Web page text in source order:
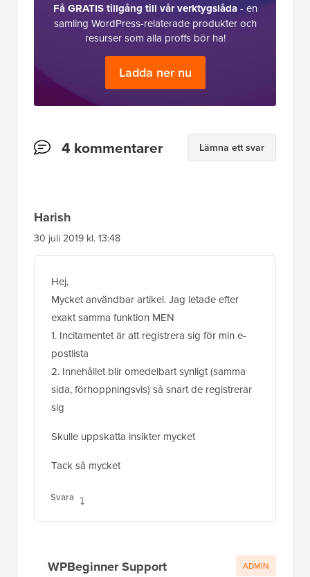
Få GRATIS tillgång till vår verktygslåda- en
samling WordPress-relaterade produkter och
resurser som alla proffs bör ha!
Ladda ner nu
Läsarnas4 kommentarer Lämna ett svar
Harish
30 juli 2019 kl. 13:48
Hej,
Mycket användbar artikel. Jag letade efter
exakt samma funktion MEN
1. Incitamentet är att registrera sig för min e-
postlista
2. Innehållet blir omedelbart synligt (samma
sida, förhoppningsvis) så snart de registrerar
sig
Skulle uppskatta insikter mycket
Tack så mycket
Svara
WPBeginner Support ADMIN